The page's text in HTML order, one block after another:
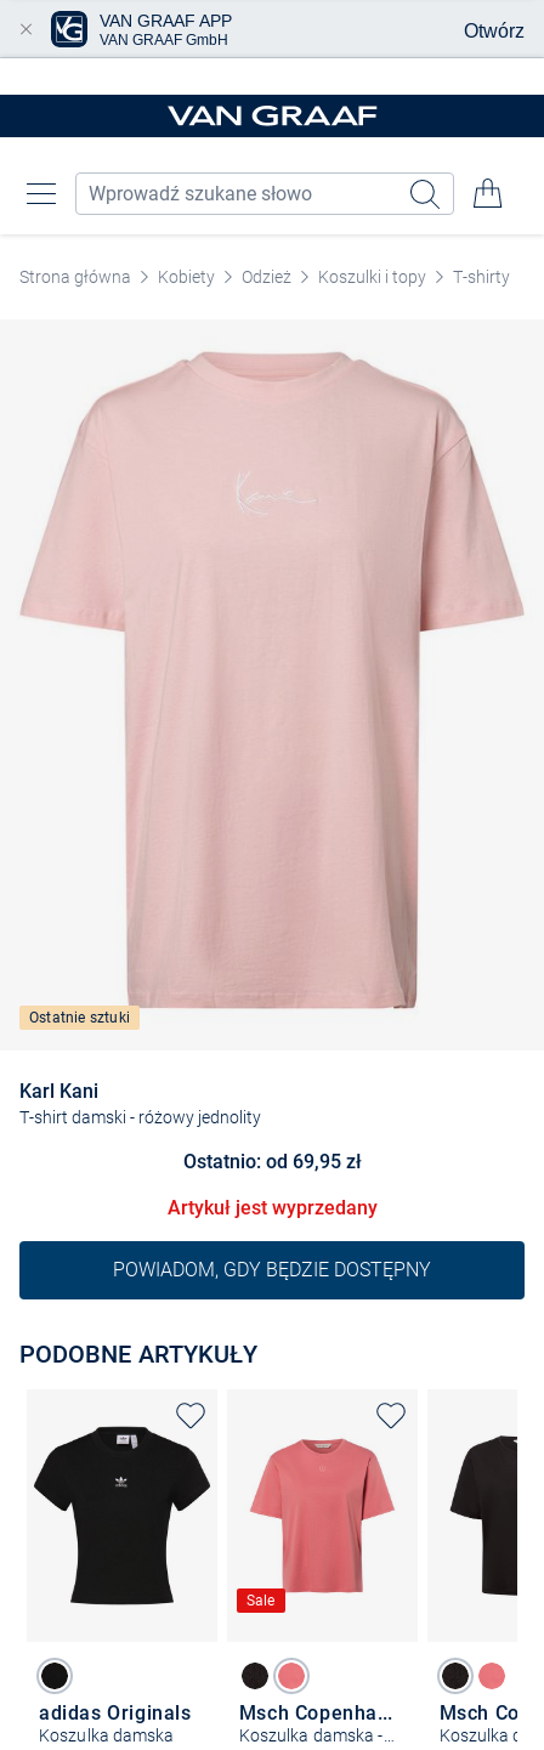
Strona główna Kobiety Odzież Koszulki i topy T-shirty
Ostatnie sztuki
Karl Kani
T-shirt damski - różowy jednolity
Ostatnio: od 69,95 zł
Artykuł jest wyprzedany
POWIADOM, GDY BĘDZIE DOSTĘPNY
PODOBNE ARTYKUŁY
adidas Originals
Koszulka damska
Sale
Msch Copenhagen
Koszulka damska - MSCHMelea
VAN GRAAF APP
VAN GRAAF GmbH Otwórz